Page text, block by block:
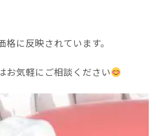
に反映されています。
お気軽にご相談ください